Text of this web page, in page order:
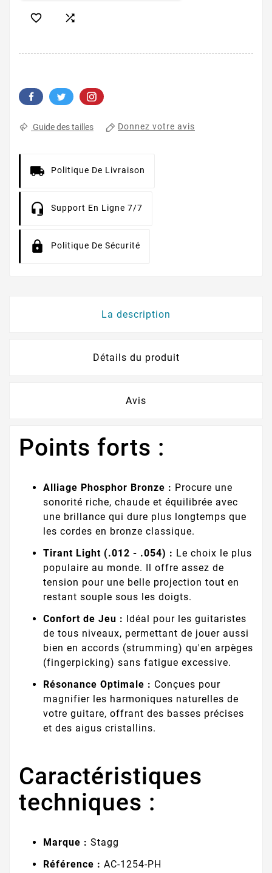
 
Guide des tailles Donnez votre avis
Politique De Livraison
Support En Ligne 7/7
Politique De Sécurité
La description
Détails du produit
Avis
Points forts :
Alliage Phosphor Bronze : Procure une
sonorité riche, chaude et équilibrée avec
une brillance qui dure plus longtemps que
les cordes en bronze classique.
Tirant Light (.012 - .054) : Le choix le plus
populaire au monde. Il offre assez de
tension pour une belle projection tout en
restant souple sous les doigts.
Confort de Jeu : Idéal pour les guitaristes
de tous niveaux, permettant de jouer aussi
bien en accords (strumming) qu'en arpèges
(fingerpicking) sans fatigue excessive.
Résonance Optimale : Conçues pour
magnifier les harmoniques naturelles de
votre guitare, offrant des basses précises
et des aigus cristallins.
Caractéristiques
techniques :
Marque : Stagg
Référence : AC-1254-PH